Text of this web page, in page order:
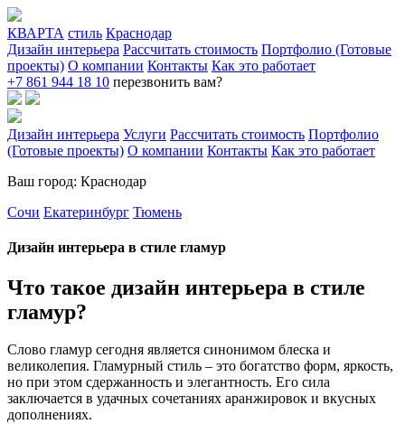
КВАРТА стиль Краснодар
Дизайн интерьера Рассчитать стоимость Портфолио (Готовые
проекты) О компании Контакты Как это работает
+7 861 944 18 10 перезвонить вам?
Дизайн интерьера Услуги Рассчитать стоимость Портфолио
(Готовые проекты) О компании Контакты Как это работает
Ваш город: Краснодар
Сочи Екатеринбург Тюмень
Дизайн интерьера в стиле гламур
Что такое дизайн интерьера в стиле
гламур?
Слово гламур сегодня является синонимом блеска и
великолепия. Гламурный стиль – это богатство форм, яркость,
но при этом сдержанность и элегантность. Его сила
заключается в удачных сочетаниях аранжировок и вкусных
дополнениях.